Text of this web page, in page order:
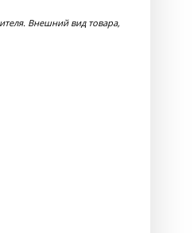
Внешний вид товара,